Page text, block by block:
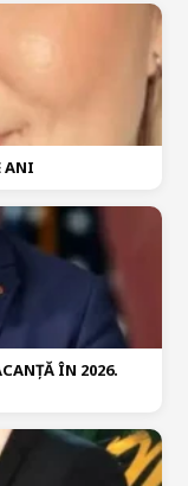
ANI
ÎN 2026.